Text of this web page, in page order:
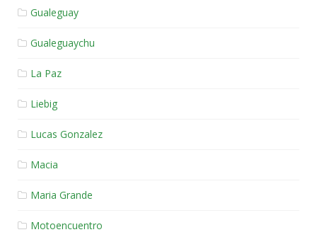
Gualeguay
Gualeguaychu
La Paz
Liebig
Lucas Gonzalez
Macia
Maria Grande
Motoencuentro